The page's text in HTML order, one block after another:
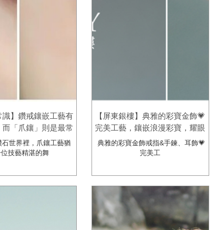
識】鑽戒鑲嵌工藝有
而「爪鑲」則是最常
法，其中關於爪鑲的
選擇呢? 潮州金慶鑽
世界裡，爪鑲工藝猶
技藝精湛的舞
【屏東銀樓】典雅的彩寶金飾💗
完美工藝，鑲嵌浪漫彩寶，耀眼
而美麗✨屏東潮州金慶-結婚金
飾鑽石鉑金珠寶專賣店
典雅的彩寶金飾戒指&手鍊、耳飾💗
完美工